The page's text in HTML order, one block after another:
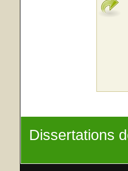
Dissertations